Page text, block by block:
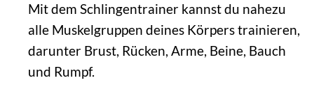
Mit dem Schlingentrainer kannst du nahezu
alle Muskelgruppen deines Körpers trainieren,
darunter Brust, Rücken, Arme, Beine, Bauch
und Rumpf.